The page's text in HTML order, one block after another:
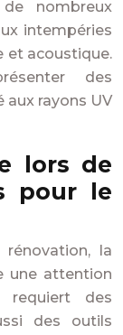
nombreux
intempéries
et acoustique.
des
rayons UV
lors de
pour le
la
une attention
requiert des
des outils